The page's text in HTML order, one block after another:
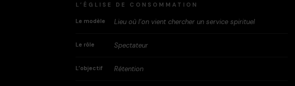
L’ÉGLISE DE CONSOMMATION
Le modèle Lieu où l’on vient chercher un service spirituel
Le rôle Spectateur
L’objectif Rétention